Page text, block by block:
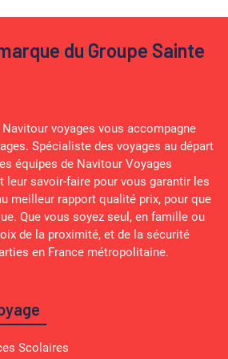
du Groupe Sainte
voyages vous accompagne
Spécialiste des voyages au départ
équipes de Navitour Voyages
leur savoir-faire pour vous garantir les
meilleur rapport qualité prix, pour que
Que vous soyez seul, en famille ou
de la proximité, et de la sécurité
en France métropolitaine.
Scolaires